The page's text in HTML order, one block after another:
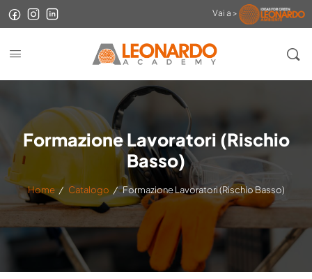
Vai a >
Formazione Lavoratori (Rischio
Basso)
Home / Catalogo / Formazione Lavoratori (Rischio Basso)